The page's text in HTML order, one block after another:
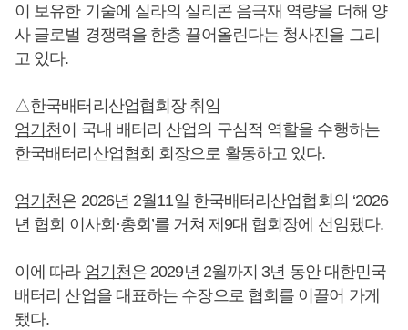
이 보유한 기술에 실라의 실리콘 음극재 역량을 더해 양
사 글로벌 경쟁력을 한층 끌어올린다는 청사진을 그리
고 있다.
△한국배터리산업협회장 취임
엄기천이 국내 배터리 산업의 구심적 역할을 수행하는
한국배터리산업협회 회장으로 활동하고 있다.
엄기천은 2026년 2월11일 한국배터리산업협회의 ‘2026
년 협회 이사회·총회’를 거쳐 제9대 협회장에 선임됐다.
이에 따라 엄기천은 2029년 2월까지 3년 동안 대한민국
배터리 산업을 대표하는 수장으로 협회를 이끌어 가게
됐다.